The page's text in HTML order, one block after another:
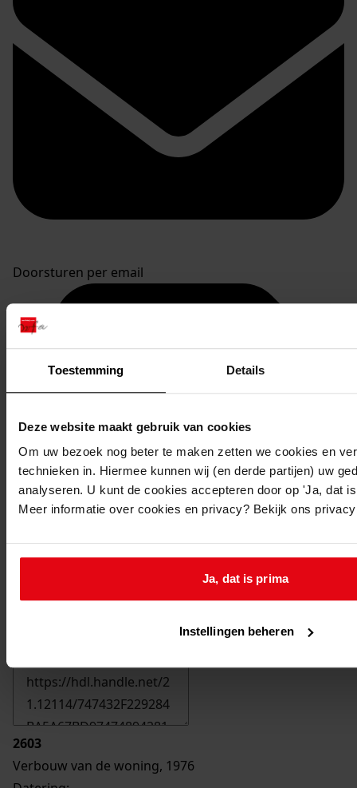
Toestemming Details
Deze website maakt gebruik van cookies
Om uw bezoek nog beter te maken zetten we cookies en
technieken in. Hiermee kunnen wij (en derde partijen) uw
analyseren. U kunt de cookies accepteren door op 'Ja, dat
Meer informatie over cookies en privacy? Bekijk ons
Ja, dat is prima
Instellingen beheren
Doorsturen per email
2603
Verbouw van de woning, 1976